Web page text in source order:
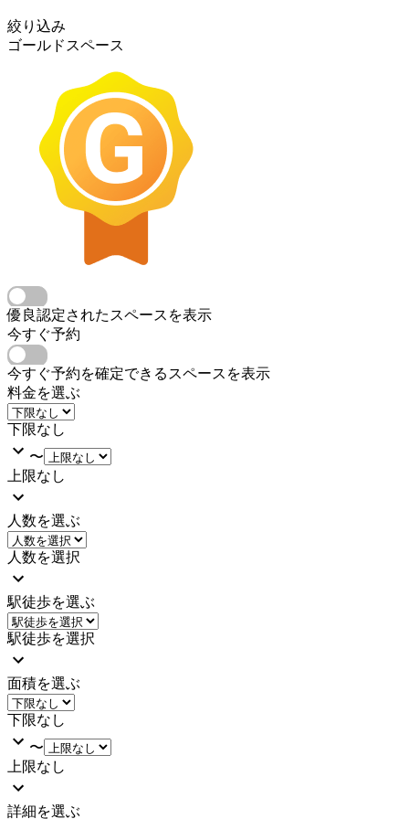
絞り込み
ゴールドスペース
優良認定されたスペースを表示
今すぐ予約
今すぐ予約を確定できるスペースを表示
料金を選ぶ
下限なし
〜
上限なし
人数を選ぶ
人数を選択
駅徒歩を選ぶ
駅徒歩を選択
面積を選ぶ
下限なし
〜
上限なし
詳細を選ぶ